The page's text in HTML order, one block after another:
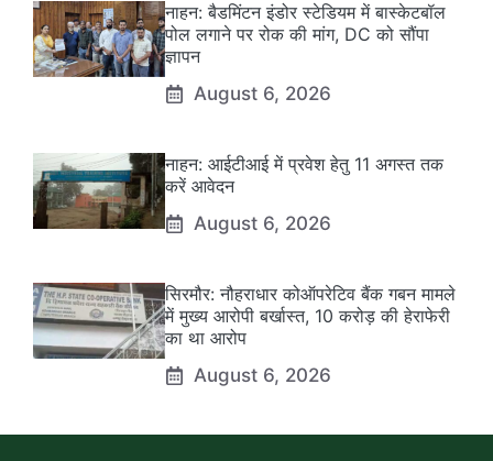
नाहन: बैडमिंटन इंडोर स्टेडियम में बास्केटबॉल
पोल लगाने पर रोक की मांग, DC को सौंपा
ज्ञापन
August 6, 2026
नाहन: आईटीआई में प्रवेश हेतु 11 अगस्त तक
करें आवेदन
August 6, 2026
सिरमौर: नौहराधार कोऑपरेटिव बैंक गबन मामले
में मुख्य आरोपी बर्खास्त, 10 करोड़ की हेराफेरी
का था आरोप
August 6, 2026